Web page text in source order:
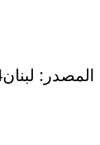
المصدر: لبنان24